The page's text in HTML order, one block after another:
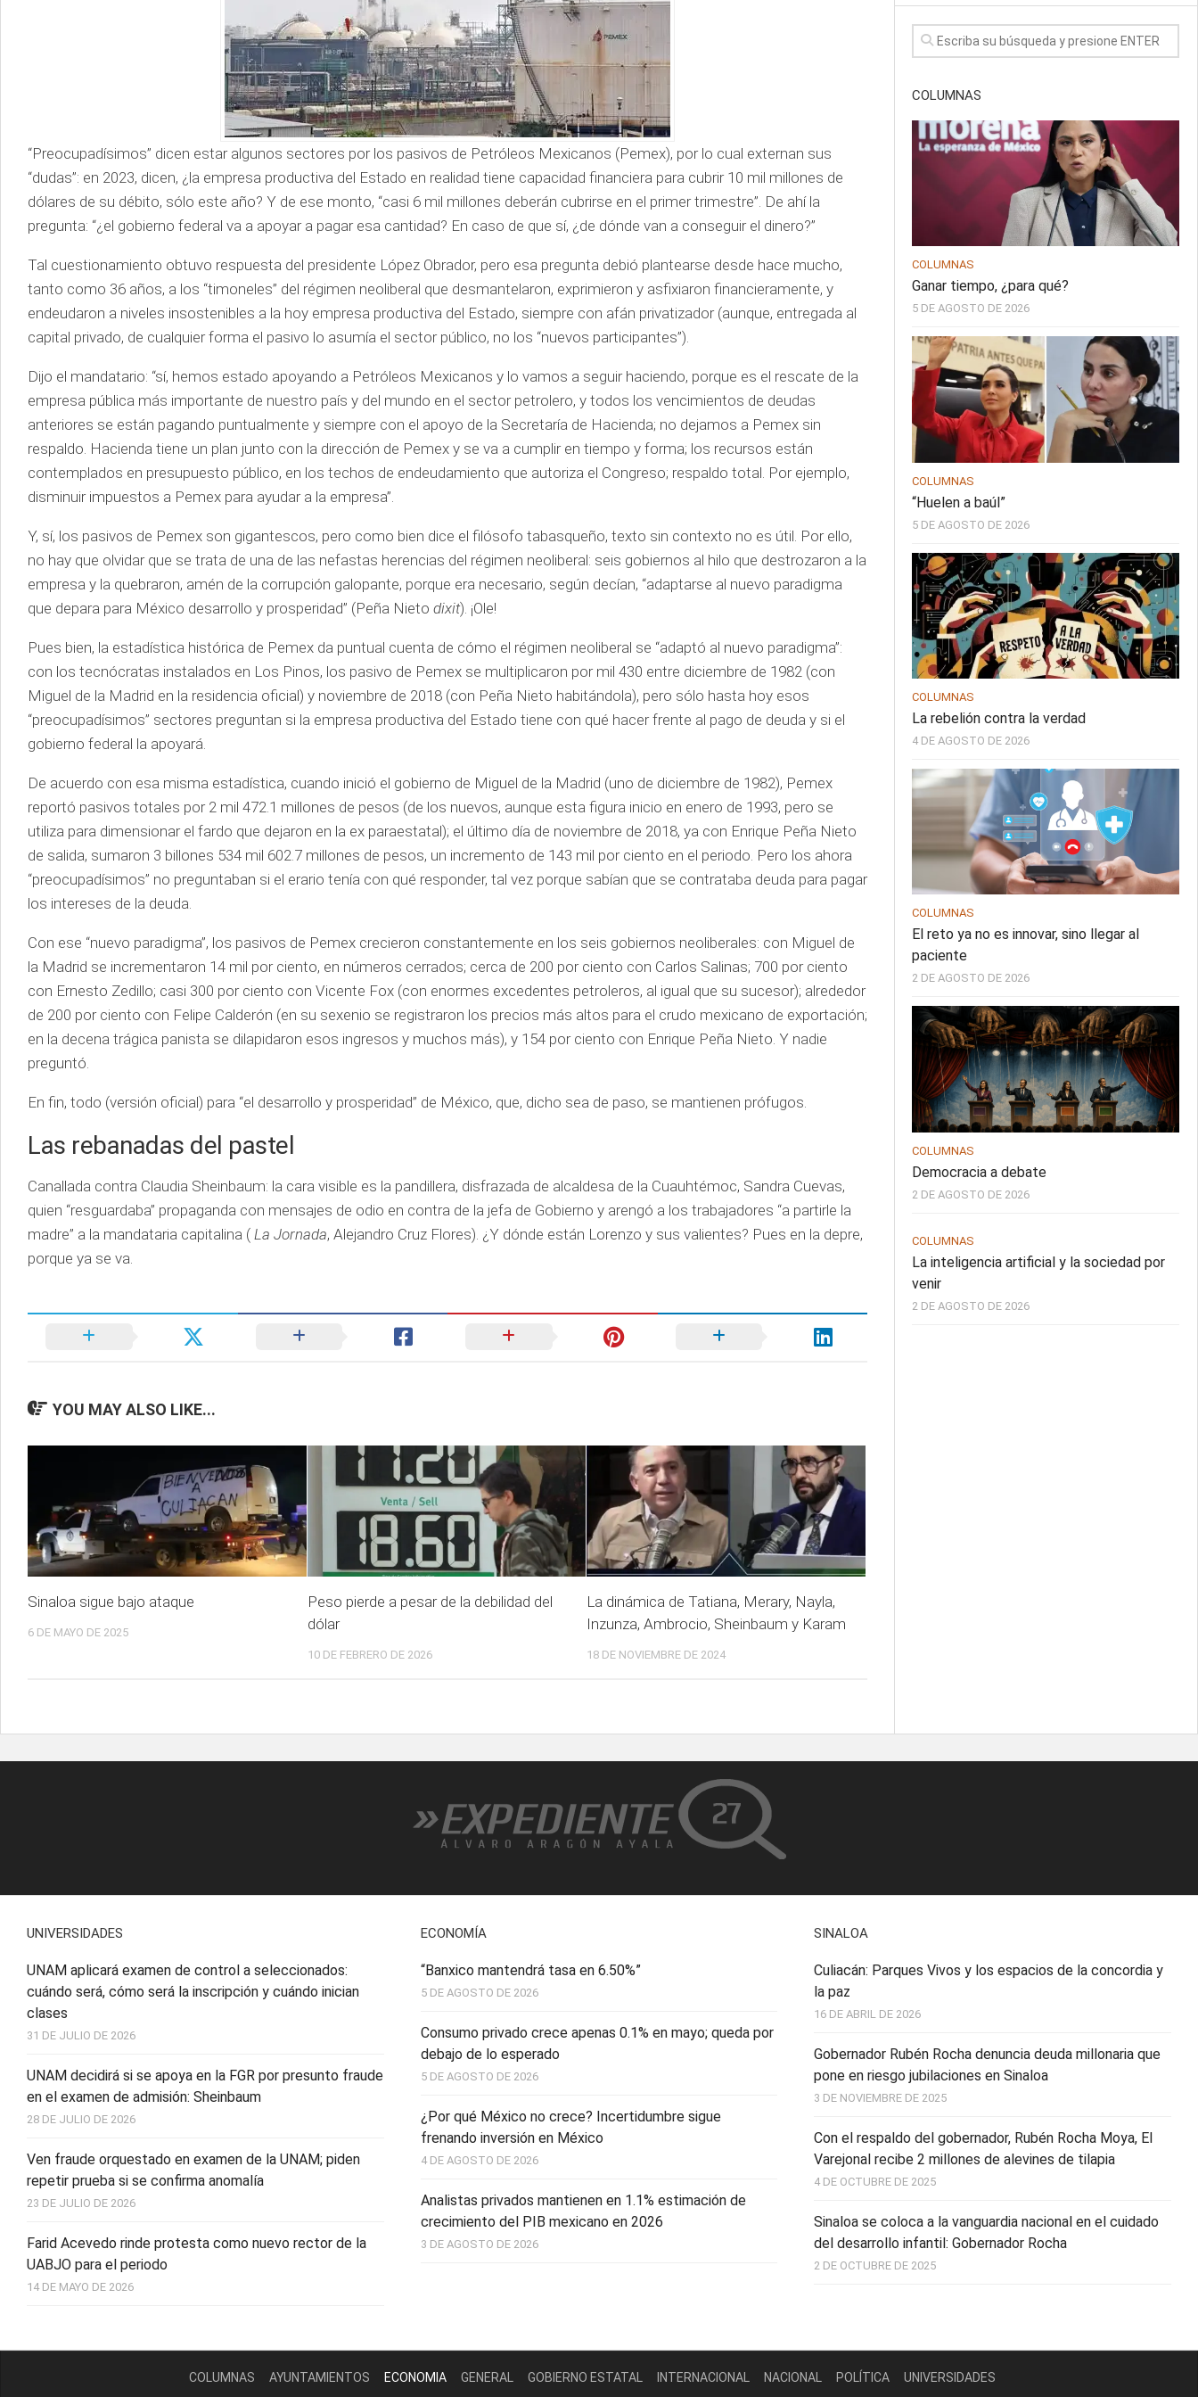
“Preocupadísimos” dicen estar algunos sectores por los pasivos de Petróleos Mexicanos (Pemex), por lo cual externan sus
“dudas”: en 2023, dicen, ¿la empresa productiva del Estado en realidad tiene capacidad financiera para cubrir 10 mil millones de
dólares de su débito, sólo este año? Y de ese monto, “casi 6 mil millones deberán cubrirse en el primer trimestre”. De ahí la
pregunta: “¿el gobierno federal va a apoyar a pagar esa cantidad? En caso de que sí, ¿de dónde van a conseguir el dinero?”
Tal cuestionamiento obtuvo respuesta del presidente López Obrador, pero esa pregunta debió plantearse desde hace mucho,
tanto como 36 años, a los “timoneles” del régimen neoliberal que desmantelaron, exprimieron y asfixiaron financieramente, y
endeudaron a niveles insostenibles a la hoy empresa productiva del Estado, siempre con afán privatizador (aunque, entregada al
capital privado, de cualquier forma el pasivo lo asumía el sector público, no los “nuevos participantes”).
Dijo el mandatario: “sí, hemos estado apoyando a Petróleos Mexicanos y lo vamos a seguir haciendo, porque es el rescate de la
empresa pública más importante de nuestro país y del mundo en el sector petrolero, y todos los vencimientos de deudas
anteriores se están pagando puntualmente y siempre con el apoyo de la Secretaría de Hacienda; no dejamos a Pemex sin
respaldo. Hacienda tiene un plan junto con la dirección de Pemex y se va a cumplir en tiempo y forma; los recursos están
contemplados en presupuesto público, en los techos de endeudamiento que autoriza el Congreso; respaldo total. Por ejemplo,
disminuir impuestos a Pemex para ayudar a la empresa”.
Y, sí, los pasivos de Pemex son gigantescos, pero como bien dice el filósofo tabasqueño, texto sin contexto no es útil. Por ello,
no hay que olvidar que se trata de una de las nefastas herencias del régimen neoliberal: seis gobiernos al hilo que destrozaron a la
empresa y la quebraron, amén de la corrupción galopante, porque era necesario, según decían, “adaptarse al nuevo paradigma
que depara para México desarrollo y prosperidad” (Peña Nieto dixit). ¡Ole!
Pues bien, la estadística histórica de Pemex da puntual cuenta de cómo el régimen neoliberal se “adaptó al nuevo paradigma”:
con los tecnócratas instalados en Los Pinos, los pasivo de Pemex se multiplicaron por mil 430 entre diciembre de 1982 (con
Miguel de la Madrid en la residencia oficial) y noviembre de 2018 (con Peña Nieto habitándola), pero sólo hasta hoy esos
“preocupadísimos” sectores preguntan si la empresa productiva del Estado tiene con qué hacer frente al pago de deuda y si el
gobierno federal la apoyará.
De acuerdo con esa misma estadística, cuando inició el gobierno de Miguel de la Madrid (uno de diciembre de 1982), Pemex
reportó pasivos totales por 2 mil 472.1 millones de pesos (de los nuevos, aunque esta figura inicio en enero de 1993, pero se
utiliza para dimensionar el fardo que dejaron en la ex paraestatal); el último día de noviembre de 2018, ya con Enrique Peña Nieto
de salida, sumaron 3 billones 534 mil 602.7 millones de pesos, un incremento de 143 mil por ciento en el periodo. Pero los ahora
“preocupadísimos” no preguntaban si el erario tenía con qué responder, tal vez porque sabían que se contrataba deuda para pagar
los intereses de la deuda.
Con ese “nuevo paradigma”, los pasivos de Pemex crecieron constantemente en los seis gobiernos neoliberales: con Miguel de
la Madrid se incrementaron 14 mil por ciento, en números cerrados; cerca de 200 por ciento con Carlos Salinas; 700 por ciento
con Ernesto Zedillo; casi 300 por ciento con Vicente Fox (con enormes excedentes petroleros, al igual que su sucesor); alrededor
de 200 por ciento con Felipe Calderón (en su sexenio se registraron los precios más altos para el crudo mexicano de exportación;
en la decena trágica panista se dilapidaron esos ingresos y muchos más), y 154 por ciento con Enrique Peña Nieto. Y nadie
preguntó.
En fin, todo (versión oficial) para “el desarrollo y prosperidad” de México, que, dicho sea de paso, se mantienen prófugos.
Las rebanadas del pastel
Canallada contra Claudia Sheinbaum: la cara visible es la pandillera, disfrazada de alcaldesa de la Cuauhtémoc, Sandra Cuevas,
quien “resguardaba” propaganda con mensajes de odio en contra de la jefa de Gobierno y arengó a los trabajadores “a partirle la
madre” a la mandataria capitalina ( La Jornada, Alejandro Cruz Flores). ¿Y dónde están Lorenzo y sus valientes? Pues en la depre,
porque ya se va.
YOU MAY ALSO LIKE...
Sinaloa sigue bajo ataque
6 DE MAYO DE 2025
Peso pierde a pesar de la debilidad del
dólar
10 DE FEBRERO DE 2026
La dinámica de Tatiana, Merary, Nayla,
Inzunza, Ambrocio, Sheinbaum y Karam
18 DE NOVIEMBRE DE 2024
COLUMNAS
COLUMNAS
Ganar tiempo, ¿para qué?
5 DE AGOSTO DE 2026
COLUMNAS
“Huelen a baúl”
5 DE AGOSTO DE 2026
COLUMNAS
La rebelión contra la verdad
4 DE AGOSTO DE 2026
COLUMNAS
El reto ya no es innovar, sino llegar al
paciente
2 DE AGOSTO DE 2026
COLUMNAS
Democracia a debate
2 DE AGOSTO DE 2026
COLUMNAS
La inteligencia artificial y la sociedad por
venir
2 DE AGOSTO DE 2026
UNIVERSIDADES
UNAM aplicará examen de control a seleccionados:
cuándo será, cómo será la inscripción y cuándo inician
clases
31 DE JULIO DE 2026
UNAM decidirá si se apoya en la FGR por presunto fraude
en el examen de admisión: Sheinbaum
28 DE JULIO DE 2026
Ven fraude orquestado en examen de la UNAM; piden
repetir prueba si se confirma anomalía
23 DE JULIO DE 2026
Farid Acevedo rinde protesta como nuevo rector de la
UABJO para el periodo
14 DE MAYO DE 2026
ECONOMÍA
“Banxico mantendrá tasa en 6.50%”
5 DE AGOSTO DE 2026
Consumo privado crece apenas 0.1% en mayo; queda por
debajo de lo esperado
5 DE AGOSTO DE 2026
¿Por qué México no crece? Incertidumbre sigue
frenando inversión en México
4 DE AGOSTO DE 2026
Analistas privados mantienen en 1.1% estimación de
crecimiento del PIB mexicano en 2026
3 DE AGOSTO DE 2026
SINALOA
Culiacán: Parques Vivos y los espacios de la concordia y
la paz
16 DE ABRIL DE 2026
Gobernador Rubén Rocha denuncia deuda millonaria que
pone en riesgo jubilaciones en Sinaloa
3 DE NOVIEMBRE DE 2025
Con el respaldo del gobernador, Rubén Rocha Moya, El
Varejonal recibe 2 millones de alevines de tilapia
4 DE OCTUBRE DE 2025
Sinaloa se coloca a la vanguardia nacional en el cuidado
del desarrollo infantil: Gobernador Rocha
2 DE OCTUBRE DE 2025
COLUMNAS AYUNTAMIENTOS ECONOMIA GENERAL GOBIERNO ESTATAL INTERNACIONAL NACIONAL POLÍTICA UNIVERSIDADES